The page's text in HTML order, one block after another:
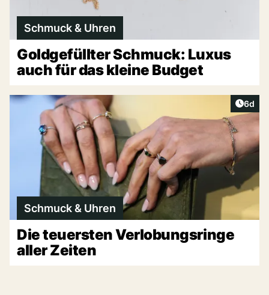
Schmuck & Uhren
Goldgefüllter Schmuck: Luxus
auch für das kleine Budget
6d
Schmuck & Uhren
Die teuersten Verlobungsringe
aller Zeiten